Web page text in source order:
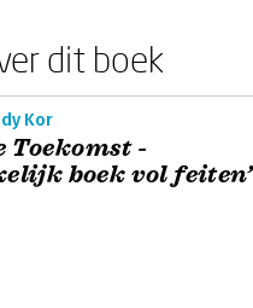
dit boek
Kor
Toekomst -
boek vol feiten’